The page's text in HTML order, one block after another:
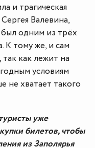
и трагическая
Валевина,
одним из трёх
К тому же, и сам
как лежит на
условиям
не хватает такого
уже
билетов, чтобы
из Заполярья